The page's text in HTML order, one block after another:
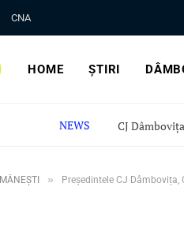
CNA
HOME ȘTIRI
NEWS
MĂNEȘTI » Președintele CJ